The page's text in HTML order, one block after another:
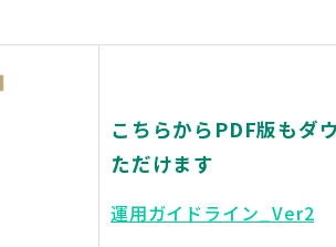
こちらからPDF版もダ
ただけます
運用ガイドライン_Ver2